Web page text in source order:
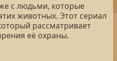
с людьми, которые
животных. Этот сериал
рассматривает
её охраны.